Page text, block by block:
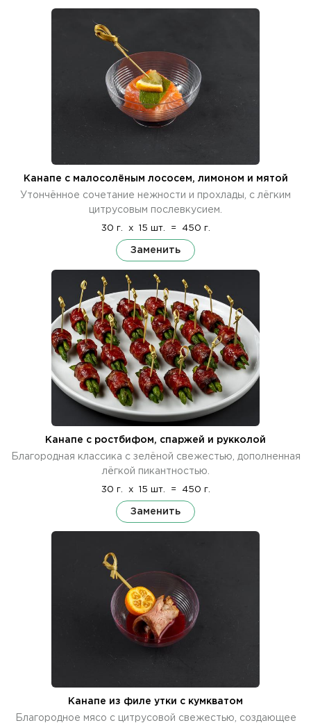
Канапе с малосолёным лососем, лимоном и мятой
Утончённое сочетание нежности и прохлады, с лёгким
цитрусовым послевкусием.
30 г. x 15 шт. = 450 г.
Заменить
Канапе с ростбифом, спаржей и рукколой
Благородная классика с зелёной свежестью, дополненная
лёгкой пикантностью.
30 г. x 15 шт. = 450 г.
Заменить
Канапе из филе утки с кумкватом
Благородное мясо с цитрусовой свежестью, создающее